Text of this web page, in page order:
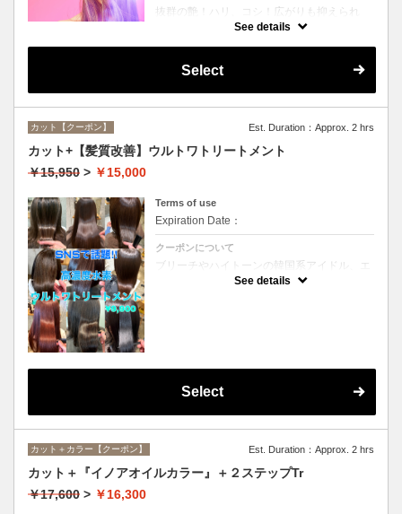
抜群の艶！ハリ、コシ！広がりも抑えられ
る！どんなに傷んだ髪も、鮮やかなハイトー
See details
Select
カット【クーポン】 Est. Duration：Approx. 2 hrs
カット+【髪質改善】ウルトワトリートメント
￥15,950 > ￥15,000
Terms of use
Expiration Date：
クーポンについて
ブリーチやハイトーンの韓国系アイドル、エ
イジング毛にお悩みの美魔女も夢中！全ての
See details
Select
カット＋カラー【クーポン】 Est. Duration：Approx. 2 hrs
カット＋『イノアオイルカラー』＋２ステップTr
￥17,600 > ￥16,300